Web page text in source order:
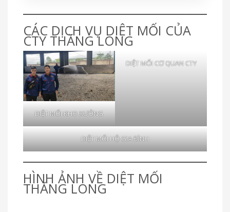
CÁC DỊCH VỤ DIỆT MỐI CỦA
CTY THĂNG LONG
DIỆT MỐI KHO XƯỞNG
DIỆT MỐI CƠ QUAN CTY
DIỆT MỐI HỘ GIA ĐÌNH
HÌNH ẢNH VỀ DIỆT MỐI
THĂNG LONG